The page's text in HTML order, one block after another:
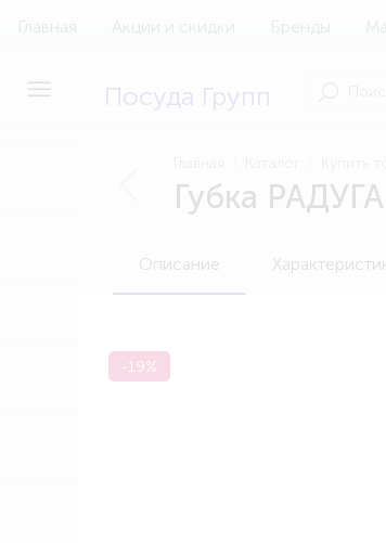
Главная Акции и скидки Бренды
Посуда Групп
Губка
Описание
-19%